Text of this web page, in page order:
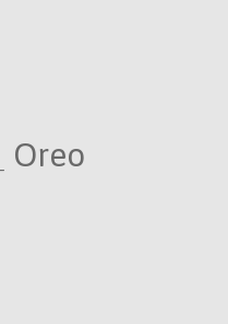
Oreo